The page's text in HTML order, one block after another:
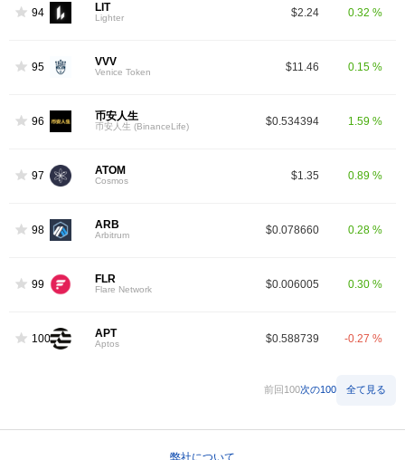
94 LIT
Lighter $2.24 0.32 %
95 VVV
Venice Token $11.46 0.15 %
96 币安人生
币安人生 (BinanceLife) $0.534394 1.59 %
97 ATOM
Cosmos $1.35 0.89 %
98 ARB
Arbitrum $0.078660 0.28 %
99 FLR
Flare Network $0.006005 0.30 %
100 APT
Aptos $0.588739 -0.27 %
前回100次の100 全て見る
弊社について